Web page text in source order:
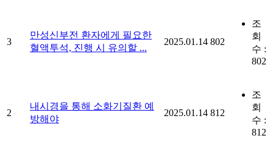
3
만성신부전 환자에게 필요한
혈액투석, 진행 시 유의할 ...
2025.01.14 802
조
회
수 :
802
2
내시경을 통해 소화기질환 예
방해야
2025.01.14 812
조
회
수 :
812